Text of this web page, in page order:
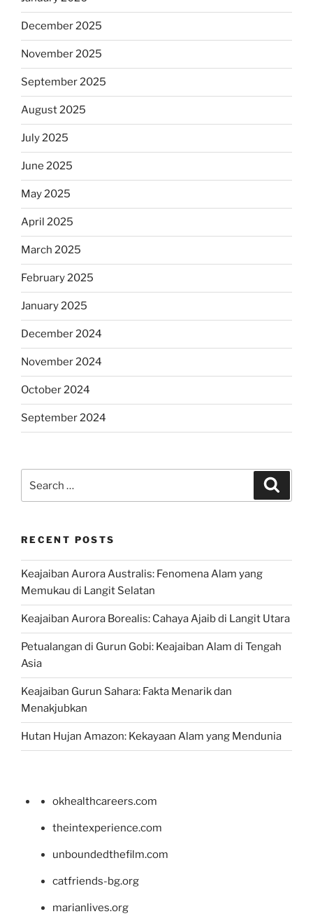
December 2025
November 2025
September 2025
August 2025
July 2025
June 2025
May 2025
April 2025
March 2025
February 2025
January 2025
December 2024
November 2024
October 2024
September 2024
for:
RECENT POSTS
Keajaiban Aurora Australis: Fenomena Alam yang
Memukau di Langit Selatan
Keajaiban Aurora Borealis: Cahaya Ajaib di Langit Utara
Petualangan di Gurun Gobi: Keajaiban Alam di Tengah
Asia
Keajaiban Gurun Sahara: Fakta Menarik dan
Menakjubkan
Hutan Hujan Amazon: Kekayaan Alam yang Mendunia
okhealthcareers.com
theintexperience.com
unboundedthefilm.com
catfriends-bg.org
marianlives.org